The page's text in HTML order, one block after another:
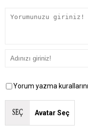
Yorum yazma
Avatar Seç